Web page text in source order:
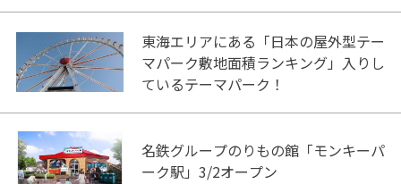
東海エリアにある「日本の屋外型テー
マパーク敷地面積ランキング」入りし
ているテーマパーク！
名鉄グループのりもの館「モンキーパ
ーク駅」3/2オープン